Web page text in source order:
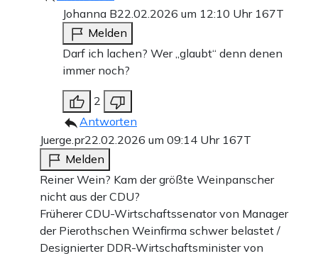
Johanna B22.02.2026 um 12:10 Uhr 167T
Melden
Darf ich lachen? Wer „glaubt“ denn denen
immer noch?
2
Antworten
Juerge.pr22.02.2026 um 09:14 Uhr 167T
Melden
Reiner Wein? Kam der größte Weinpanscher
nicht aus der CDU?
Früherer CDU-Wirtschaftssenator von Manager
der Pierothschen Weinfirma schwer belastet /
Designierter DDR-Wirtschaftsminister von